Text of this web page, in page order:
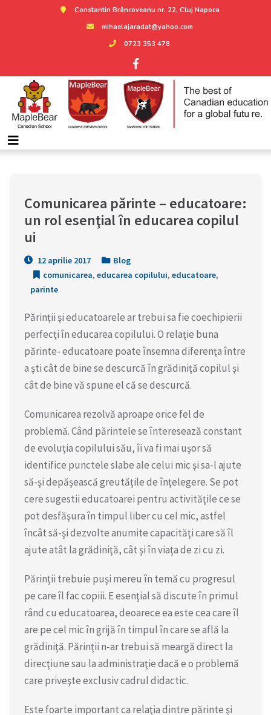
Constantin Brâncoveanu nr. 22, Cluj Napoca
mihaelajaradat@yahoo.com
0723 353 478
Comunicarea părinte – educatoare:
un rol esenţial în educarea copilul
ui
12 aprilie 2017
Blog
comunicarea, educarea copilului, educatoare,
parinte
Părinţii şi educatoarele ar trebui sa fie coechipierii
perfecţi în educarea copilului. O relaţie buna
părinte- educatoare poate însemna diferenţa între
a şti cât de bine se descurcă în grădiniţă copilul şi
cât de bine vă spune el că se descurcă.
Comunicarea rezolvă aproape orice fel de
problemă. Când părintele se înteresează constant
de evoluţia copilului său, îi va fi mai uşor să
identifice punctele slabe ale celui mic şi sa-l ajute
să-şi depăşească greutăţile de înţelegere. Se pot
cere sugestii educatoarei pentru activităţile ce se
pot desfăşura în timpul liber cu cel mic, astfel
încât să-şi dezvolte anumite capacităţi care să îl
ajute atât la grădiniţă, cât şi în viaţa de zi cu zi.
Părinţii trebuie puşi mereu în temă cu progresul
pe care îl fac copiii. E esenţial să discute în primul
rând cu educatoarea, deoarece ea este cea care îl
are pe cel mic în grijă în timpul în care se află la
grădiniţă. Părinţii n-ar trebui să meargă direct la
direcţiune sau la administraţie dacă e o problemă
care priveşte exclusiv cadrul didactic.
Este foarte important ca relaţia dintre părinte şi